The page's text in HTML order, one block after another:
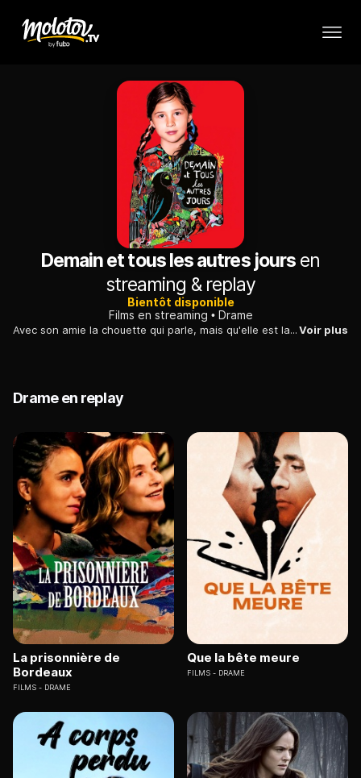
Demain et tous les autres jours en
streaming & replay
Bientôt disponible
Films en streaming
Drame
Avec son amie la chouette qui parle, mais qu'elle est la seule à pouvoir entendre, une petite fille fait face à la folie douce de sa mère divorcée...Voir plus
Drame en replay
La prisonnière de
Bordeaux
FILMS DRAME
Que la bête meure
FILMS DRAME